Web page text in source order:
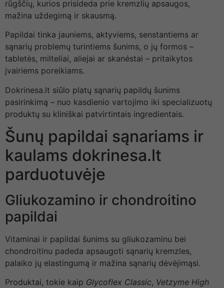
rūgščių, kurios prisideda prie kremzlių apsaugos,
mažina uždegimą ir skausmą.
Papildai tinka jauniems, aktyviems, senstantiems ar
sąnarių problemų turintiems šunims, o jų formos –
tabletės, milteliai, aliejai ar skanėstai – pritaikytos
įvairiems poreikiams.
Dokrinesa.lt siūlo platų sąnarių papildų šunims
pasirinkimą – nuo kasdienio vartojimo iki specializuotų
produktų su kliniškai patvirtintais ingredientais.
Šunų papildai sąnariams ir
kaulams dokrinesa.lt
parduotuvėje
Gliukozamino ir chondroitino
papildai
Vitaminai ir papildai šunims su gliukozaminu bei
chondroitinu padeda apsaugoti sąnarių kremzles,
palaiko jų elastingumą ir mažina sąnarių dėvėjimąsi.
Produktai, tokie kaip Glycoflex Classic, Vetzyme High